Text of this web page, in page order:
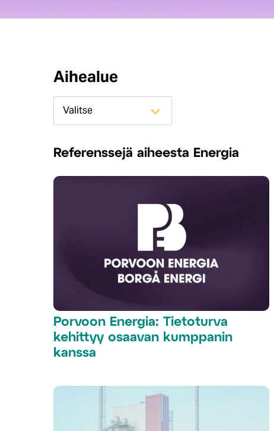
Aihealue
Referenssejä aiheesta Energia
Porvoon Energia: Tietoturva
kehittyy osaavan kumppanin
kanssa